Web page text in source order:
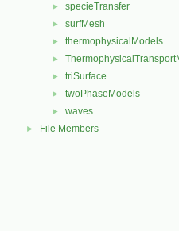
► specieTransfer
► surfMesh
► thermophysicalModels
►
► triSurface
► twoPhaseModels
► waves
► File Members